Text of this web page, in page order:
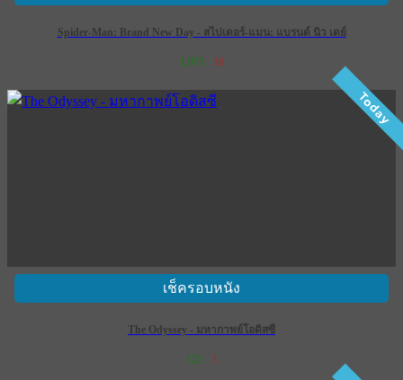
Spider-Man: Brand New Day - สไปเดอร์-แมน: แบรนด์ นิว เดย์
1,071 16
Today
เช็ครอบหนัง
The Odyssey - มหากาพย์โอดิสซี
121 3